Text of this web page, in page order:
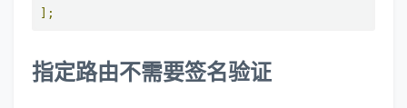
];
指定路由不需要签名验证